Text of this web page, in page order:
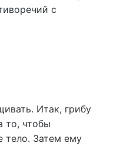
с
Итак, грибу
то, чтобы
тело. Затем ему